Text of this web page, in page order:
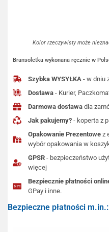
Kolor rzeczywisty może
Bransoletka wykonana ręcznie w
Szybka WYSYŁKA - w dniu
Dostawa - Kurier,
Darmowa dostawa dla
Jak pakujemy? - koperta z
Opakowanie Prezentowe z
wybór opakowania w
GPSR - bezpieczeństwo
więcej
Bezpiecznie płatności
GPay i inne.
Bezpieczne płatności m.in.: